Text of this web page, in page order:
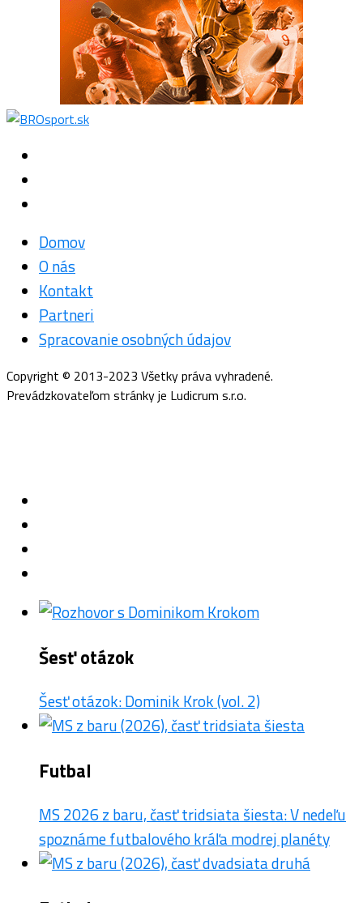
Domov
O nás
Kontakt
Partneri
Spracovanie osobných údajov
Copyright © 2013-2023 Všetky práva vyhradené.
Prevádzkovateľom stránky je Ludicrum s.r.o.
Šesť otázok
Šesť otázok: Dominik Krok (vol. 2)
Futbal
MS 2026 z baru, časť tridsiata šiesta: V nedeľu
spoznáme futbalového kráľa modrej planéty